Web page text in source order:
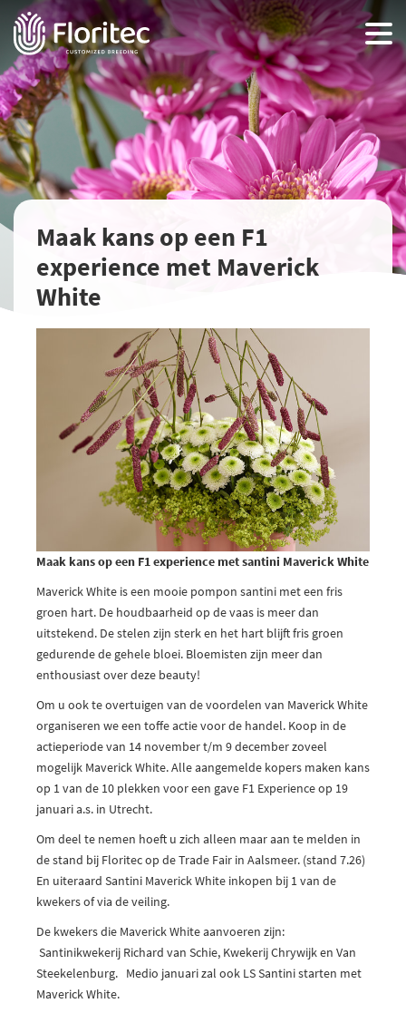
Maak kans op een F1
experience met Maverick
White
Maak kans op een F1 experience met santini Maverick White
Maverick White is een mooie pompon santini met een fris
groen hart. De houdbaarheid op de vaas is meer dan
uitstekend. De stelen zijn sterk en het hart blijft fris groen
gedurende de gehele bloei. Bloemisten zijn meer dan
enthousiast over deze beauty!
Om u ook te overtuigen van de voordelen van Maverick White
organiseren we een toffe actie voor de handel. Koop in de
actieperiode van 14 november t/m 9 december zoveel
mogelijk Maverick White. Alle aangemelde kopers maken kans
op 1 van de 10 plekken voor een gave F1 Experience op 19
januari a.s. in Utrecht.
Om deel te nemen hoeft u zich alleen maar aan te melden in
de stand bij Floritec op de Trade Fair in Aalsmeer. (stand 7.26)
En uiteraard Santini Maverick White inkopen bij 1 van de
kwekers of via de veiling.
De kwekers die Maverick White aanvoeren zijn:
Santinikwekerij Richard van Schie, Kwekerij Chrywijk en Van
Steekelenburg. Medio januari zal ook LS Santini starten met
Maverick White.